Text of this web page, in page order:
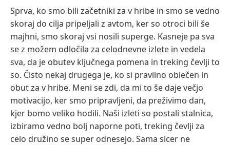
Sprva, ko smo bili začetniki za v hribe in smo se vedno
skoraj do cilja pripeljali z avtom, ker so otroci bili še
majhni, smo skoraj vsi nosili superge. Kasneje pa sva
se z možem odločila za celodnevne izlete in vedela
sva, da je obutev ključnega pomena in treking čevlji to
so. Čisto nekaj drugega je, ko si pravilno oblečen in
obut za v hribe. Meni se zdi, da mi to še daje večjo
motivacijo, ker smo pripravljeni, da preživimo dan,
kjer bomo veliko hodili. Naši izleti so postali stalnica,
izbiramo vedno bolj naporne poti, treking čevlji za
celo družino se super odnesejo. Sama sicer ne